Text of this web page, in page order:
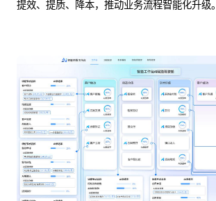
提效、提质、降本，推动业务流程智能化升级。